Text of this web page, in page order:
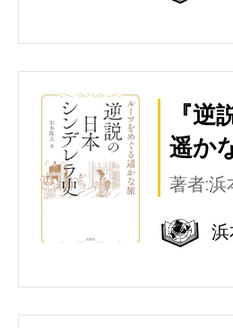
『
遥か
著者:浜